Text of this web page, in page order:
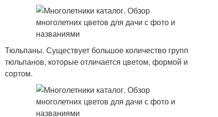
Тюльпаны. Существует большое количество групп
тюльпанов, которые отличается цветом, формой и
сортом.